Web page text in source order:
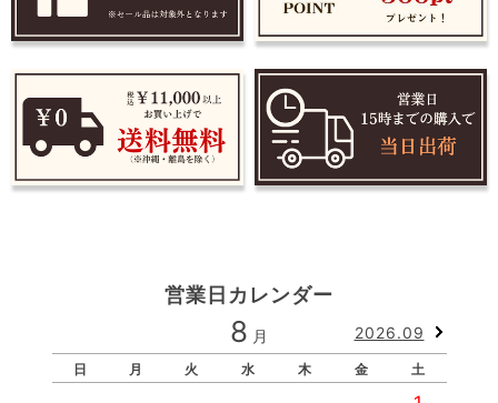
営業日カレンダー
8 月 2026.09
日 月 火 水 木 金 土